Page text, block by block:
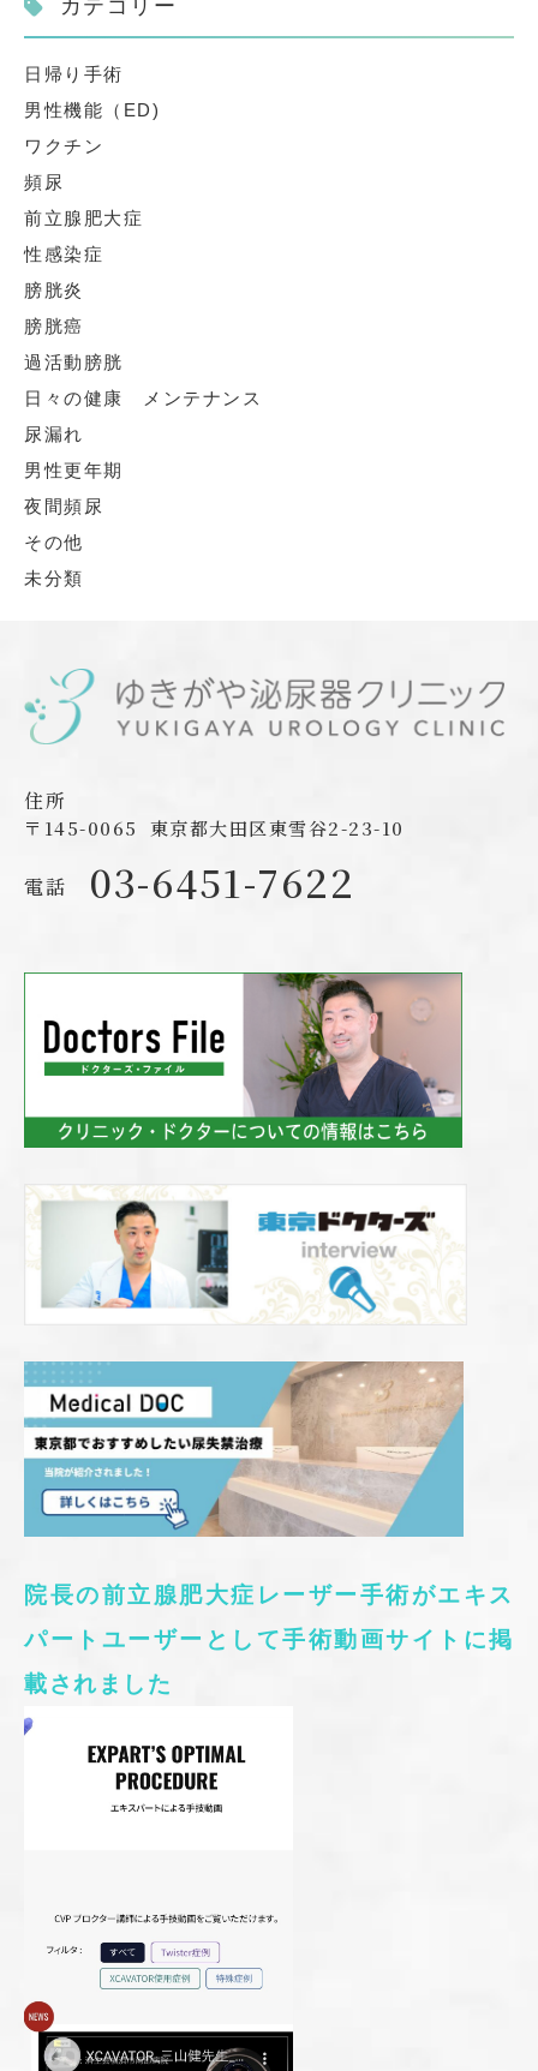
カテゴリー
日帰り手術
男性機能（ED)
ワクチン
頻尿
前立腺肥大症
性感染症
膀胱炎
膀胱癌
過活動膀胱
日々の健康 メンテナンス
尿漏れ
男性更年期
夜間頻尿
その他
未分類
住所
〒145-0065 東京都大田区東雪谷2-23-10
電話 03-6451-7622
院長の前立腺肥大症レーザー手術がエキス
パートユーザーとして手術動画サイトに掲
載されました